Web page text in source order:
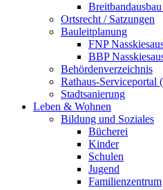
Ortsrecht / Satzungen
Bauleitplanung
FNP
BBP
Behördenverzeichnis
Rathaus-Serviceportal
Stadtsanierung
Leben & Wohnen
Bildung und Soziales
Bücherei
Kinder
Schulen
Jugend
Familienzentrum